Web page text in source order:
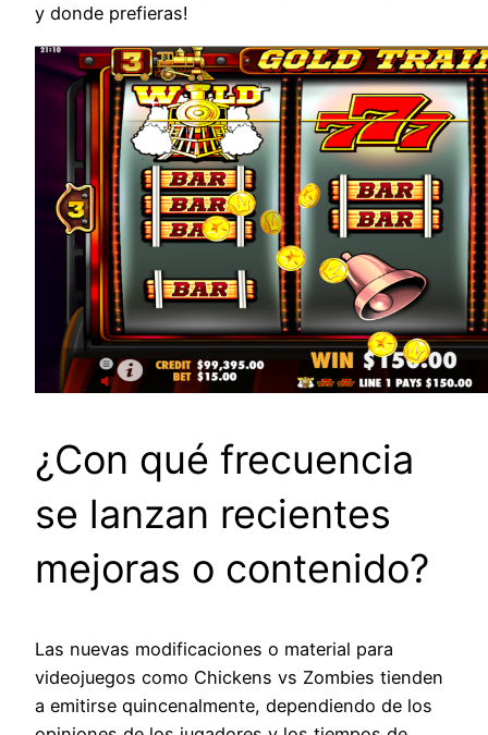
y donde prefieras!
¿Con qué frecuencia
se lanzan recientes
mejoras o contenido?
Las nuevas modificaciones o material para
videojuegos como Chickens vs Zombies tienden
a emitirse quincenalmente, dependiendo de los